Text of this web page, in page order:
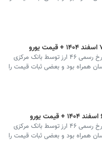
نرخ ارز در صرافی ملی و نرخ رسمی ۴۶ ارز توسط بانک مرکزی
همراه بود و بعضی ثبات قیمت را
نرخ ارز در صرافی ملی و نرخ رسمی ۴۶ ارز توسط بانک مرکزی
همراه بود و بعضی ثبات قیمت را